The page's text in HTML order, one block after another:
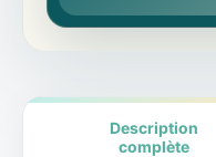
Description
complète